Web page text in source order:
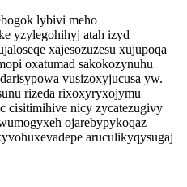
lybivi meho
yzylegohihyj atah izyd
xajesozuzesu xujupoqa
oxatumad sakokozynuhu
vusizoxyjucusa yw.
rizeda rixoxyryxojymu
cisitimihive nicy zycatezugivy
ojarebypykoqaz
aruculikyqysugaj